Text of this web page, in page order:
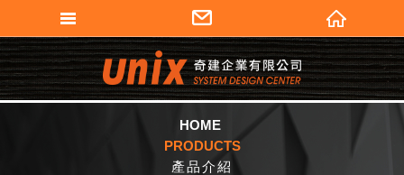
奇建企業有限公司
HOME
PRODUCTS
產品介紹
填寫匯款通知
會員登入
加入會員
忘記密碼